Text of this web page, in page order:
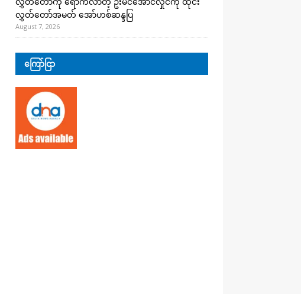
လွှတ်တော်အမတ် အော်ဟစ်ဆန္ဒပြ
August 7, 2026
ကြော်ငြာ